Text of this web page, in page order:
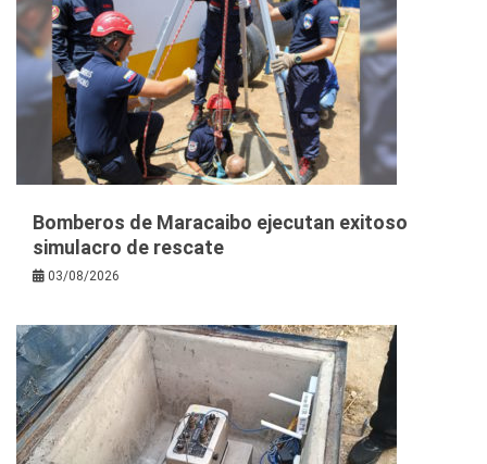
Bomberos de Maracaibo ejecutan exitoso
simulacro de rescate
03/08/2026